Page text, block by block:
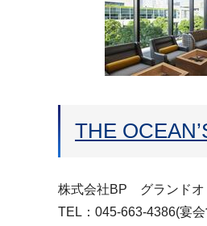
THE
株式会社BP グランドオ
TEL：045-663-4386(宴